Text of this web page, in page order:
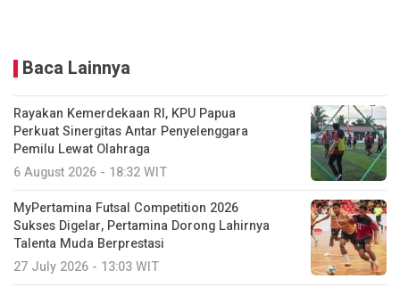
Baca Lainnya
Rayakan Kemerdekaan RI, KPU Papua
Perkuat Sinergitas Antar Penyelenggara
Pemilu Lewat Olahraga
6 August 2026 - 18:32 WIT
MyPertamina Futsal Competition 2026
Sukses Digelar, Pertamina Dorong Lahirnya
Talenta Muda Berprestasi
27 July 2026 - 13:03 WIT